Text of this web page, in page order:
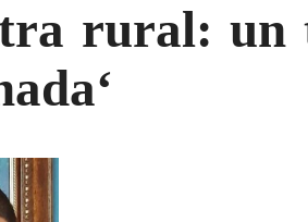
rural: un
‘